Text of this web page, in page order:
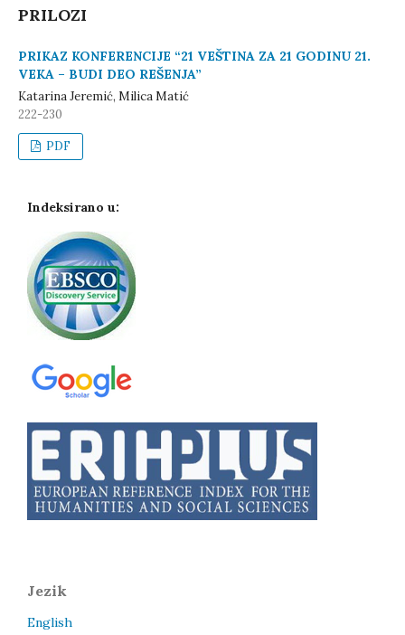
PRILOZI
PRIKAZ KONFERENCIJE “21 VEŠTINA ZA 21 GODINU 21.
VEKA – BUDI DEO REŠENJA”
Katarina Jeremić, Milica Matić
222-230
PDF
Indeksirano u:
Jezik
English